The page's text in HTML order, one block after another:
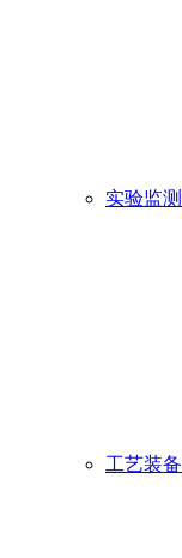
实验监测
工艺装备